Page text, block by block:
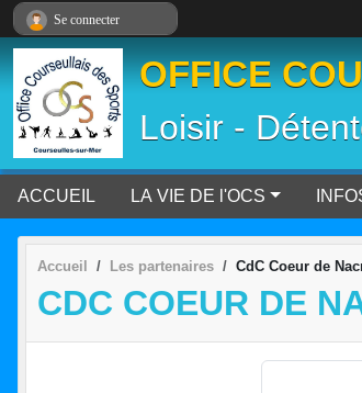
OFFICE
Loisir -
ACCUEIL LA VIE DE l'OCS
Accueil Les partenaires CdC Coeur de
CDC COEUR DE
Se connecter
Panneau de gestion des cookies